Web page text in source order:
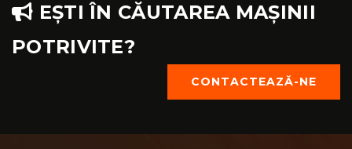
EȘTI ÎN CĂUTAREA MAȘINII
POTRIVITE?
CONTACTEAZĂ-NE